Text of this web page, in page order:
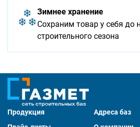
Зимнее хранение
Сохраним товар у себя до
строительного сезона
Продукция
Адреса баз